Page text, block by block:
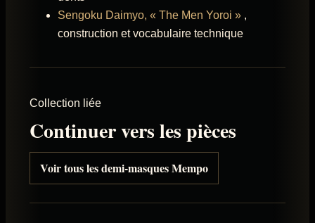
Sengoku Daimyo, « The Men Yoroi » ,
construction et vocabulaire technique
Collection liée
Continuer vers les pièces
Voir tous les demi-masques Mempo